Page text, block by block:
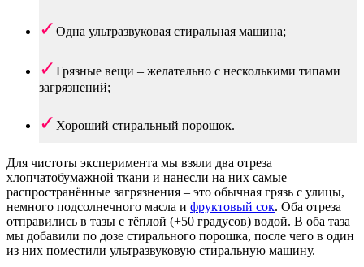
Одна ультразвуковая стиральная машина;
Грязные вещи – желательно с несколькими типами
загрязнений;
Хороший стиральный порошок.
Для чистоты эксперимента мы взяли два отреза
хлопчатобумажной ткани и нанесли на них самые
распространённые загрязнения – это обычная грязь с улицы,
немного подсолнечного масла и фруктовый сок. Оба отреза
отправились в тазы с тёплой (+50 градусов) водой. В оба таза
мы добавили по дозе стирального порошка, после чего в один
из них поместили ультразвуковую стиральную машину.